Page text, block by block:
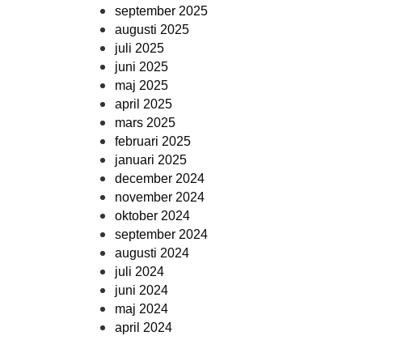
september 2025
augusti 2025
juli 2025
juni 2025
maj 2025
april 2025
mars 2025
februari 2025
januari 2025
december 2024
november 2024
oktober 2024
september 2024
augusti 2024
juli 2024
juni 2024
maj 2024
april 2024